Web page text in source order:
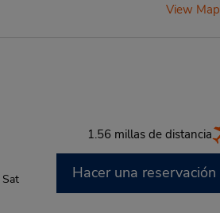
View Map
1.56 millas de distancia
Hacer una reservación